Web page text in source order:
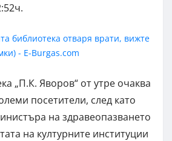
„П.К. Яворов“ от утре очаква
посетители, след като
на здравеопазването
на културните институции